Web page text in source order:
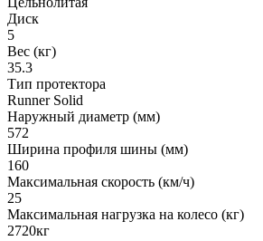
Диск
5
Вес (кг)
35.3
Тип протектора
Runner Solid
Наружный диаметр (мм)
572
Ширина профиля шины (мм)
160
Максимальная скорость (км/ч)
25
Максимальная нагрузка на колесо (кг)
2720кг